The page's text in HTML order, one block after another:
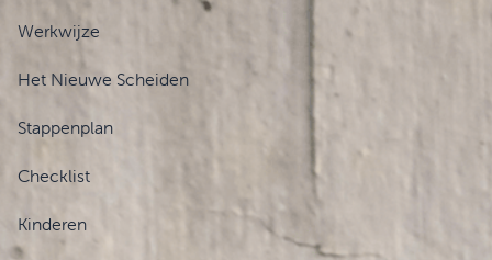
Werkwijze
Het Nieuwe Scheiden
Stappenplan
Checklist
Kinderen